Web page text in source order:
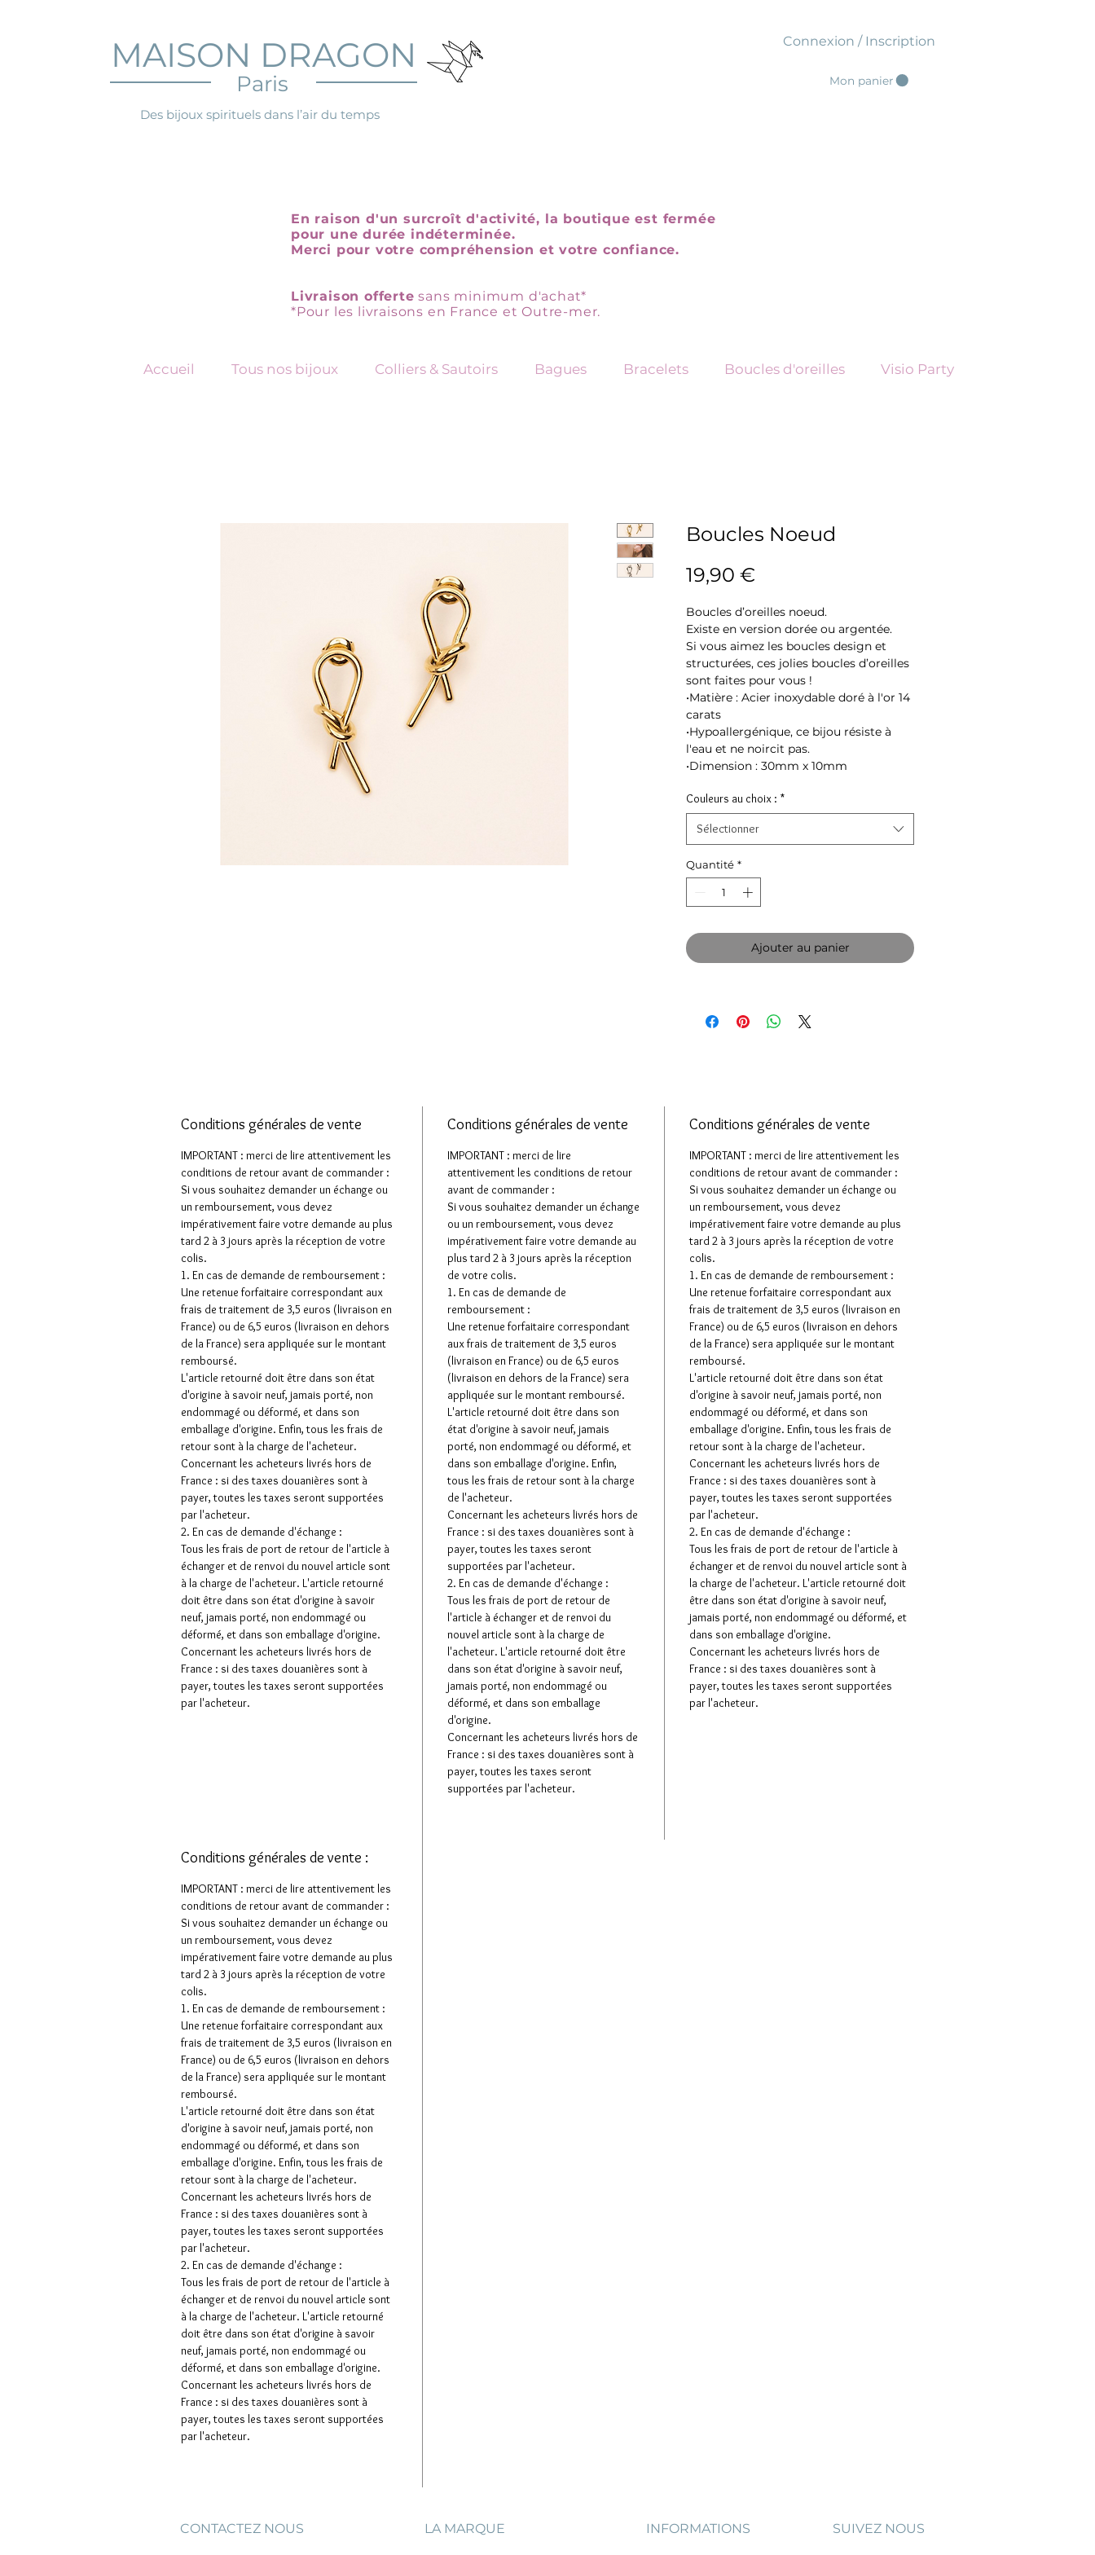
Paris
MAISON DRAGON
Des bijoux spirituels dans l’air du temps
Connexion / Inscription
Mon panier
En raison d'un surcroît d'activité, la boutique est fermée
pour une durée indéterminée.
Merci pour votre compréhension et votre confiance.
Livraison offerte sans minimum d'achat*
*Pour les livraisons en France et Outre-mer.
Accueil Tous nos bijoux Colliers & Sautoirs Bagues Bracelets Boucles d'oreilles Visio Party
Boucles Noeud
19,90 €
Boucles d’oreilles noeud.
Existe en version dorée ou argentée.
Si vous aimez les boucles design et
structurées, ces jolies boucles d’oreilles
sont faites pour vous !
•Matière : Acier inoxydable doré à l'or 14
carats
•Hypoallergénique, ce bijou résiste à
l'eau et ne noircit pas.
•Dimension : 30mm x 10mm
Couleurs au choix : *
Sélectionner
Quantité *
Ajouter au panier
Conditions générales de vente
IMPORTANT : merci de lire attentivement les
conditions de retour avant de commander :
Si vous souhaitez demander un échange ou
un remboursement, vous devez
impérativement faire votre demande au plus
tard 2 à 3 jours après la réception de votre
colis.
1. En cas de demande de remboursement :
Une retenue forfaitaire correspondant aux
frais de traitement de 3,5 euros (livraison en
France) ou de 6,5 euros (livraison en dehors
de la France) sera appliquée sur le montant
remboursé.
L'article retourné doit être dans son état
d'origine à savoir neuf, jamais porté, non
endommagé ou déformé, et dans son
emballage d'origine. Enfin, tous les frais de
retour sont à la charge de l'acheteur.
Concernant les acheteurs livrés hors de
France : si des taxes douanières sont à
payer, toutes les taxes seront supportées
par l'acheteur.
2. En cas de demande d'échange :
Tous les frais de port de retour de l'article à
échanger et de renvoi du nouvel article sont
à la charge de l'acheteur. L'article retourné
doit être dans son état d'origine à savoir
neuf, jamais porté, non endommagé ou
déformé, et dans son emballage d'origine.
Concernant les acheteurs livrés hors de
France : si des taxes douanières sont à
payer, toutes les taxes seront supportées
par l'acheteur.
Conditions générales de vente
IMPORTANT : merci de lire
attentivement les conditions de retour
avant de commander :
Si vous souhaitez demander un échange
ou un remboursement, vous devez
impérativement faire votre demande au
plus tard 2 à 3 jours après la réception
de votre colis.
1. En cas de demande de
remboursement :
Une retenue forfaitaire correspondant
aux frais de traitement de 3,5 euros
(livraison en France) ou de 6,5 euros
(livraison en dehors de la France) sera
appliquée sur le montant remboursé.
L'article retourné doit être dans son
état d'origine à savoir neuf, jamais
porté, non endommagé ou déformé, et
dans son emballage d'origine. Enfin,
tous les frais de retour sont à la charge
de l'acheteur.
Concernant les acheteurs livrés hors de
France : si des taxes douanières sont à
payer, toutes les taxes seront
supportées par l'acheteur.
2. En cas de demande d'échange :
Tous les frais de port de retour de
l'article à échanger et de renvoi du
nouvel article sont à la charge de
l'acheteur. L'article retourné doit être
dans son état d'origine à savoir neuf,
jamais porté, non endommagé ou
déformé, et dans son emballage
d'origine.
Concernant les acheteurs livrés hors de
France : si des taxes douanières sont à
payer, toutes les taxes seront
supportées par l'acheteur.
Conditions générales de vente
IMPORTANT : merci de lire attentivement les
conditions de retour avant de commander :
Si vous souhaitez demander un échange ou
un remboursement, vous devez
impérativement faire votre demande au plus
tard 2 à 3 jours après la réception de votre
colis.
1. En cas de demande de remboursement :
Une retenue forfaitaire correspondant aux
frais de traitement de 3,5 euros (livraison en
France) ou de 6,5 euros (livraison en dehors
de la France) sera appliquée sur le montant
remboursé.
L'article retourné doit être dans son état
d'origine à savoir neuf, jamais porté, non
endommagé ou déformé, et dans son
emballage d'origine. Enfin, tous les frais de
retour sont à la charge de l'acheteur.
Concernant les acheteurs livrés hors de
France : si des taxes douanières sont à
payer, toutes les taxes seront supportées
par l'acheteur.
2. En cas de demande d'échange :
Tous les frais de port de retour de l'article à
échanger et de renvoi du nouvel article sont à
la charge de l'acheteur. L'article retourné doit
être dans son état d'origine à savoir neuf,
jamais porté, non endommagé ou déformé, et
dans son emballage d'origine.
Concernant les acheteurs livrés hors de
France : si des taxes douanières sont à
payer, toutes les taxes seront supportées
par l'acheteur.
Conditions générales de vente :
IMPORTANT : merci de lire attentivement les
conditions de retour avant de commander :
Si vous souhaitez demander un échange ou
un remboursement, vous devez
impérativement faire votre demande au plus
tard 2 à 3 jours après la réception de votre
colis.
1. En cas de demande de remboursement :
Une retenue forfaitaire correspondant aux
frais de traitement de 3,5 euros (livraison en
France) ou de 6,5 euros (livraison en dehors
de la France) sera appliquée sur le montant
remboursé.
L'article retourné doit être dans son état
d'origine à savoir neuf, jamais porté, non
endommagé ou déformé, et dans son
emballage d'origine. Enfin, tous les frais de
retour sont à la charge de l'acheteur.
Concernant les acheteurs livrés hors de
France : si des taxes douanières sont à
payer, toutes les taxes seront supportées
par l'acheteur.
2. En cas de demande d'échange :
Tous les frais de port de retour de l'article à
échanger et de renvoi du nouvel article sont
à la charge de l'acheteur. L'article retourné
doit être dans son état d'origine à savoir
neuf, jamais porté, non endommagé ou
déformé, et dans son emballage d'origine.
Concernant les acheteurs livrés hors de
France : si des taxes douanières sont à
payer, toutes les taxes seront supportées
par l'acheteur.
CONTACTEZ NOUS LA MARQUE INFORMATIONS SUIVEZ NOUS